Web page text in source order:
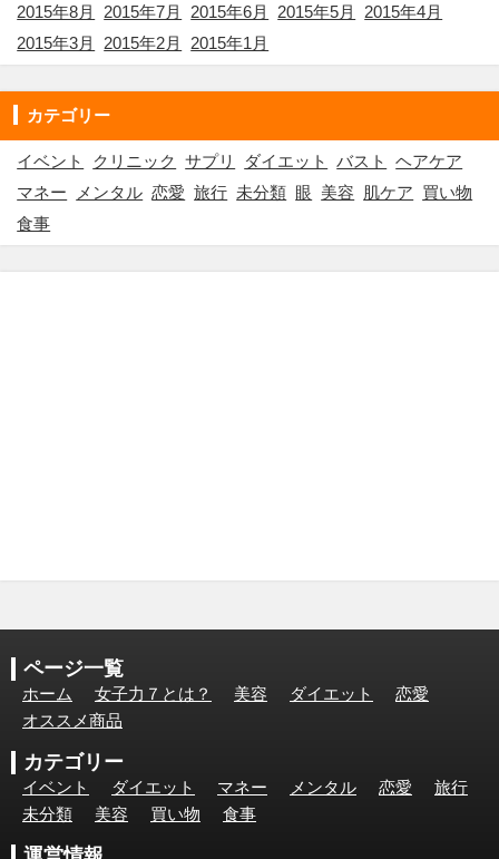
2015年8月
2015年7月 2015年6月 2015年5月
2015年4月
2015年3月
2015年2月 2015年1月
カテゴリー
イベント クリニック サプリ ダイエット バスト
ヘアケア
マネー
メンタル 恋愛 旅行 未分類 眼 美容 肌ケア 買い物
食事
ページ一覧
ホーム 女子力７とは？ 美容 ダイエット
恋愛
オススメ商品
カテゴリー
イベント ダイエット マネー メンタル 恋愛
旅行
未分類
美容 買い物 食事